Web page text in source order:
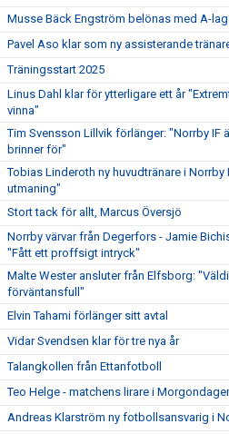
Musse Bäck Engström belönas med A-
Pavel Aso klar som ny assisterande
Träningsstart 2025
Linus Dahl klar för ytterligare ett år
vinna"
Tim Svensson Lillvik förlänger: "Norrby IF
brinner för"
Tobias Linderoth ny huvudtränare i Norrby
utmaning"
Stort tack för allt, Marcus Översjö
Norrby värvar från Degerfors - Jamie
"Fått ett proffsigt intryck"
Malte Wester ansluter från Elfsborg:
förväntansfull"
Elvin Tahami förlänger sitt avtal
Vidar Svendsen klar för tre nya år
Talangkollen från Ettanfotboll
Teo Helge - matchens lirare i
Andreas Klarström ny fotbollsansvarig i